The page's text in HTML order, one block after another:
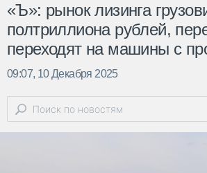
«Ъ»: рынок лизинга
полтриллиона рублей,
переходят на машины с
09:07, 10 Декабря 2025